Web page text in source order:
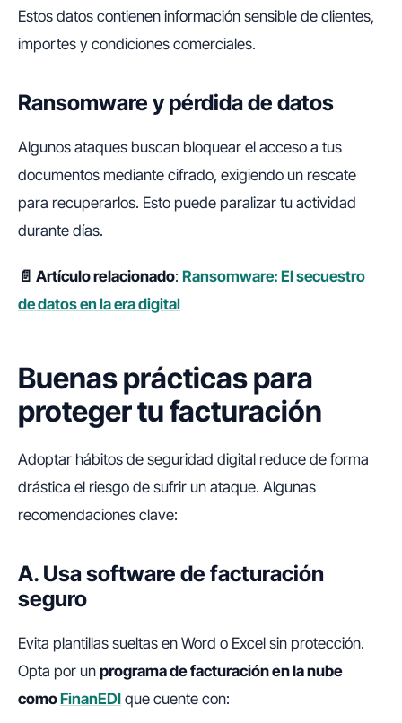
Estos datos contienen información sensible de clientes,
importes y condiciones comerciales.
Ransomware y pérdida de datos
Algunos ataques buscan bloquear el acceso a tus
documentos mediante cifrado, exigiendo un rescate
para recuperarlos. Esto puede paralizar tu actividad
durante días.
📄 Artículo relacionado: Ransomware: El secuestro
de datos en la era digital
Buenas prácticas para
proteger tu facturación
Adoptar hábitos de seguridad digital reduce de forma
drástica el riesgo de sufrir un ataque. Algunas
recomendaciones clave:
A. Usa software de facturación
seguro
Evita plantillas sueltas en Word o Excel sin protección.
Opta por un programa de facturación en la nube
como FinanEDI que cuente con: